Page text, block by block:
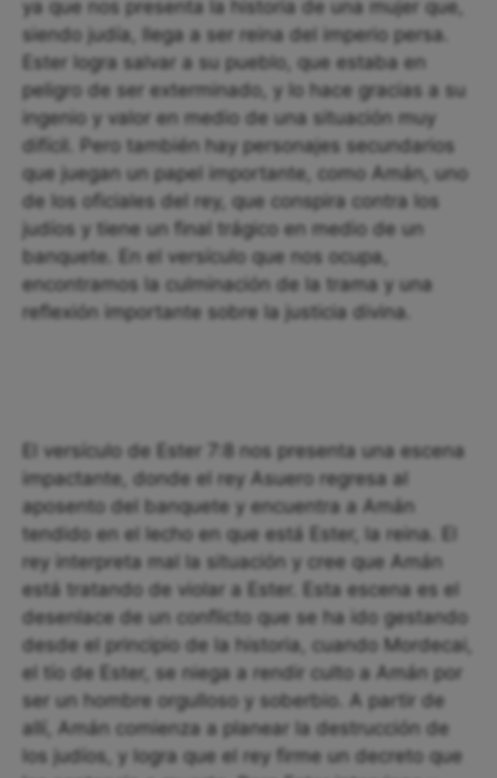
ya que nos presenta la historia de una mujer que,
siendo judía, llega a ser reina del imperio persa.
Ester logra salvar a su pueblo, que estaba en
peligro de ser exterminado, y lo hace gracias a su
ingenio y valor en medio de una situación muy
difícil. Pero también hay personajes secundarios
que juegan un papel importante, como Amán, uno
de los oficiales del rey, que conspira contra los
judíos y tiene un final trágico en medio de un
banquete. En el versículo que nos ocupa,
encontramos la culminación de la trama y una
reflexión importante sobre la justicia divina.
El versículo de Ester 7:8 nos presenta una escena
impactante, donde el rey Asuero regresa al
aposento del banquete y encuentra a Amán
tendido en el lecho en que está Ester, la reina. El
rey interpreta mal la situación y cree que Amán
está tratando de violar a Ester. Esta escena es el
desenlace de un conflicto que se ha ido gestando
desde el principio de la historia, cuando Mordecai,
el tío de Ester, se niega a rendir culto a Amán por
ser un hombre orgulloso y soberbio. A partir de
allí, Amán comienza a planear la destrucción de
los judíos, y logra que el rey firme un decreto que